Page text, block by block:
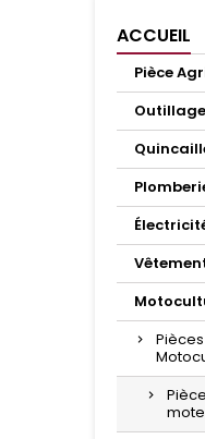
ACCUEIL
Pièce
Outillage